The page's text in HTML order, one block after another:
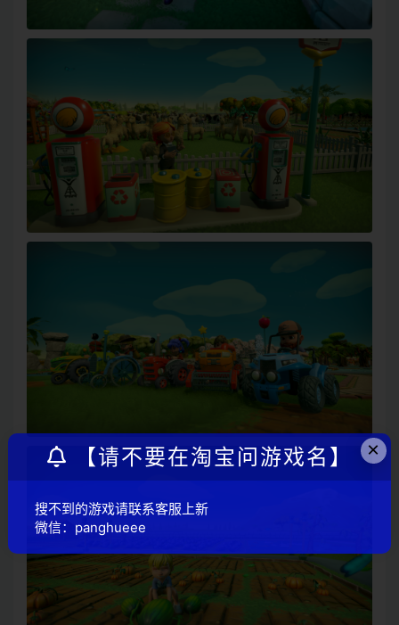
×
【请不要在淘宝问游戏名】
搜不到的游戏请联系客服上新
微信：panghueee